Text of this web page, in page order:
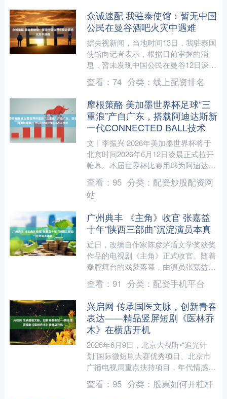
众诚速配 我驻泰使馆：暂无中国
公民在曼谷酒吧火灾中遇难
据央视新闻，当地时间13日，我驻泰国
使馆向记者表示，根据目前掌握的消
息，暂未发现中国公民在曼谷12日深夜
发生的酒吧火灾中遇难。当地时间12日
23时57分许，曼谷....
查看： 74 分类： 线上配资排名
摩根策酪 美加墨世界杯足球“三
重浪”产自广东，搭载阿迪达斯新
一代CONNECTED BALL技术
文丨李振兴 2026年美加墨世界杯将于
北京时间2026年6月12日凌晨正式拉开
帷幕。本届世界杯比赛用球为阿迪达
斯“三重浪”（TRIONDA）。值得注意的
是，“三....
查看： 95 分类： 配资炒股配资网
站
广州典丰 《主角》收官 张嘉益
十年“陕西三部曲”沉淀演员本真
近日，改编自作家陈彦茅盾文学奖获奖
作品的电视剧《主角》正式收官。随着
秦腔舞台的戏梦落幕，由演员张嘉益饰
演的胡三元，以血肉饱满的荧幕形象收
获广泛好评。从《白鹿原》....
查看： 91 分类： 配资手机平台
兴启网 传承国医文脉，创新青春
表达——精品竖屏短剧《医林乔
木》在横店开机
2026年6月9日，北京大视听•“追光计
划”国际微短剧大赛优秀项目、北京市
广播电视局重点扶持项目，年代情感中
医题材竖屏短剧《医林乔木》在横店正
式开机。该剧由文岱....
查看： 95 分类： 股票如何开杠杆